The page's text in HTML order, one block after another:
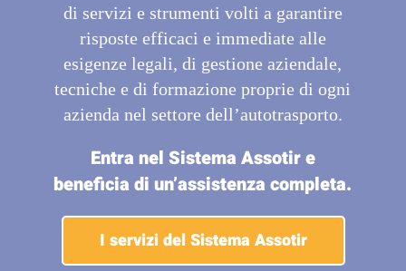
di servizi e strumenti volti a garantire
risposte efficaci e immediate alle
esigenze legali, di gestione aziendale,
tecniche e di formazione proprie di ogni
azienda nel settore dell’autotrasporto.
Entra nel Sistema Assotir e
beneficia di un’assistenza completa.
I servizi del Sistema Assotir